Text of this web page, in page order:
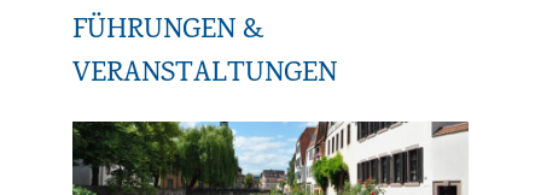
FÜHRUNGEN &
VERANSTALTUNGEN